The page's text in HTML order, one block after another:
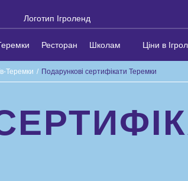
Ресторан Школам Ціни в
Теремки / Подарункові сертифікати Теремки